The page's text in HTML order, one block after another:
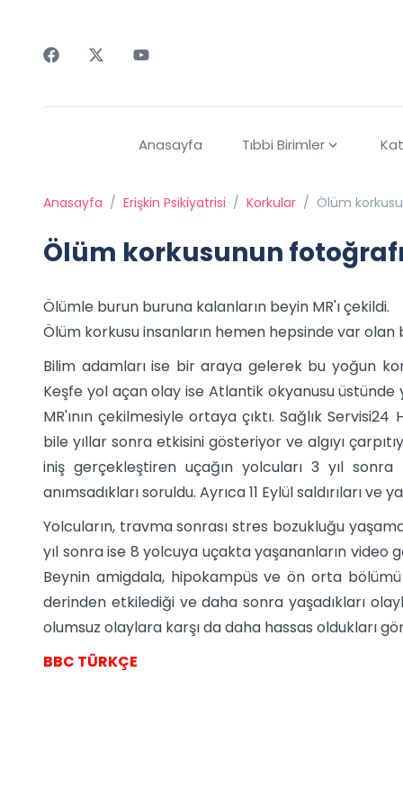
Anasayfa Tıbbi Birimler
Anasayfa / Erişkin Psikiyatrisi / Korkular / Ölüm
Ölüm korkusunun
Ölümle burun buruna kalanların beyin MR'ı çekildi.
Ölüm korkusu insanların hemen hepsinde var olan
Bilim adamları ise bir araya gelerek bu yoğun
Keşfe yol açan olay ise Atlantik okyanusu üstünde
MR'ının çekilmesiyle ortaya çıktı. Sağlık
bile yıllar sonra etkisini gösteriyor ve algıyı
iniş gerçekleştiren uçağın yolcuları 3 yıl
anımsadıkları soruldu. Ayrıca 11 Eylül saldırıları
Yolcuların, travma sonrası stres bozukluğu
yıl sonra ise 8 yolcuya uçakta yaşananların video
Beynin amigdala, hipokampüs ve ön orta
derinden etkilediği ve daha sonra yaşadıkları
olumsuz olaylara karşı da daha hassas oldukları
BBC TÜRKÇE